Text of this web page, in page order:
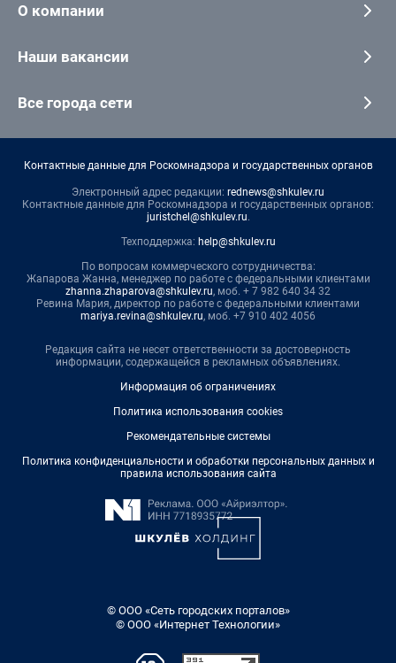
О компании
Наши вакансии
Все города сети
Контактные данные для Роскомнадзора и государственных органов
Электронный адрес редакции: rednews@shkulev.ru
Контактные данные для Роскомнадзора и государственных органов:
juristchel@shkulev.ru.
Техподдержка: help@shkulev.ru
По вопросам коммерческого сотрудничества:
Жапарова Жанна, менеджер по работе с федеральными клиентами
zhanna.zhaparova@shkulev.ru, моб. + 7 982 640 34 32
Ревина Мария, директор по работе с федеральными клиентами
mariya.revina@shkulev.ru, моб. +7 910 402 4056
Редакция сайта не несет ответственности за достоверность
информации, содержащейся в рекламных объявлениях.
Информация об ограничениях
Политика использования cookies
Рекомендательные системы
Политика конфиденциальности и обработки персональных данных и
правила использования сайта
© ООО «Сеть городских порталов»
© ООО «Интернет Технологии»